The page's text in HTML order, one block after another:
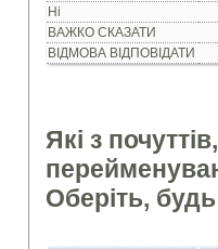
Ні
ВАЖКО СКАЗАТИ
ВІДМОВА ВІДПОВІДАТИ
Які з
Оберіть,